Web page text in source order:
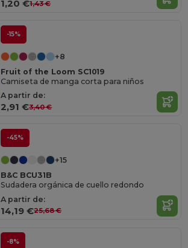
1,20 €1,43 €
-15%
+8
Fruit of the Loom SC1019
Camiseta de manga corta para niños
A partir de:
2,91 €3,40 €
-45%
+15
B&C BCU31B
Sudadera orgánica de cuello redondo
A partir de:
14,19 €25,68 €
-8%